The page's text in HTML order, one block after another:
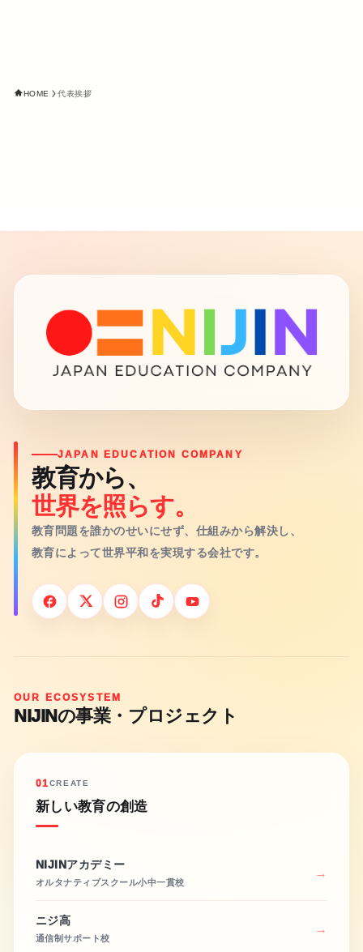
HOME 代表挨拶
JAPAN EDUCATION COMPANY
教育から、
世界を照らす。
教育問題を誰かのせいにせず、仕組みから解決し、
教育によって世界平和を実現する会社です。
OUR ECOSYSTEM
NIJINの事業・プロジェクト
01CREATE
新しい教育の創造
NIJINアカデミー
オルタナティブスクール小中一貫校
ニジ高
通信制サポート校